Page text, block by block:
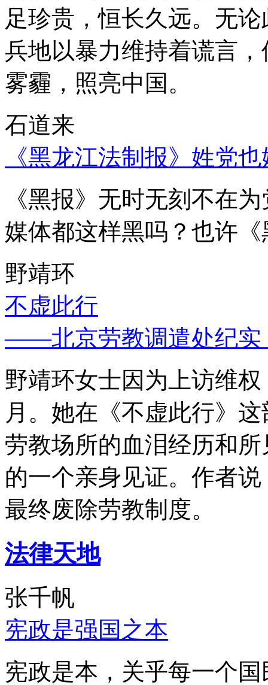
足珍贵，恒长久远。无
兵地以暴力维持着谎言
雾霾，照亮中国。
石道来
《黑龙江法制报》姓党
《黑报》无时无刻不在
媒体都这样黑吗？也许
野靖环
不虚此行
——北京劳教调遣处纪实
野靖环女士因为上访维
月。她在《不虚此行》
劳教场所的血泪经历和
的一个亲身见证。作者
最终废除劳教制度。
法律天地
张千帆
宪政是强国之本
宪政是本，关乎每一个